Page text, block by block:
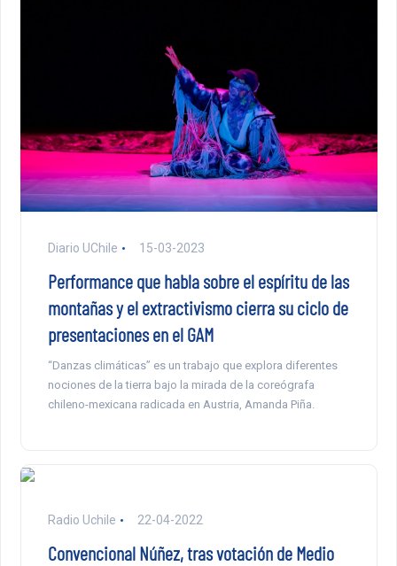
Diario UChile 15-03-2023
Performance que habla sobre el espíritu de las
montañas y el extractivismo cierra su ciclo de
presentaciones en el GAM
“Danzas climáticas” es un trabajo que explora diferentes
nociones de la tierra bajo la mirada de la coreógrafa
chileno-mexicana radicada en Austria, Amanda Piña.
Radio Uchile 22-04-2022
Convencional Núñez, tras votación de Medio